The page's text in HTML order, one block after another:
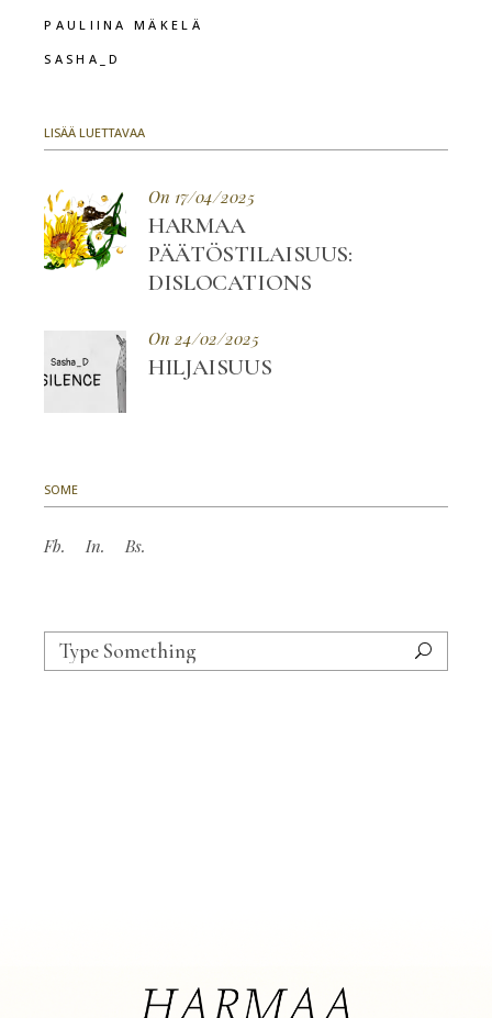
PAULIINA MÄKELÄ
SASHA_D
LISÄÄ LUETTAVAA
On 17/04/2025
HARMAA
PÄÄTÖSTILAISUUS:
DISLOCATIONS
On 24/02/2025
HILJAISUUS
SOME
Fb. In. Bs.